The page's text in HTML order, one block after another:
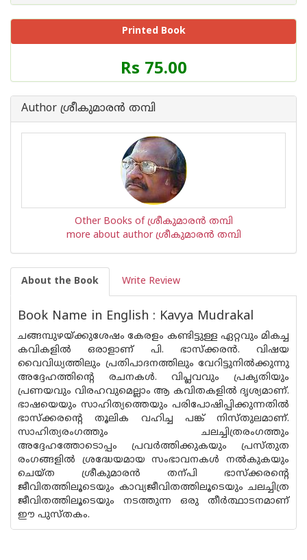
Printed Book
Price
of
Book
Rs 75.00
Author ശ്രീകുമാര‌ന്‍ തമ്പി
Other Books of ശ്രീകുമാര‌ന്‍ തമ്പി
more about author ശ്രീകുമാര‌ന്‍ തമ്പി
About the Book Write Review
Book Name in English : Kavya Mudrakal
ചങ്ങമ്പുഴയ്ക്കുശേഷം കേരളം കണ്ടിട്ടുള്ള ഏറ്റവും മികച്ച
കവികളില്‍ ഒരാളാണ് പി. ഭാസ്ക്കര‌ന്‍. വിഷയ
വൈവിധ്യത്തിലും പ്രതിപാദനത്തിലും വേറിട്ടുനില്‍ക്കുന്നു
അദ്ദേഹത്തിന്റെ രചനകള്‍. വിപ്ലവവും പ്രകൃതിയും
പ്രണയവും വിരഹവുമെല്ലാം ആ കവിതകളില്‍ ദൃശ്യമാണ്.
ഭാഷയെയും സാഹിത്യത്തെയും പരിപോഷിപ്പിക്കുന്നതില്‍
ഭാസ്ക്കരന്റെ തൂലിക വഹിച്ച പങ്ക് നിസ്തുലമാണ്.
സാഹിത്യരംഗത്തും ചലച്ചിത്രരംഗത്തും
അദ്ദേഹത്തോടൊപ്പം പ്രവര്‍ത്തിക്കുകയും പ്രസ്തുത
രംഗങ്ങളില്‍ ശ്രദ്ധേയമായ സംഭാവനകള്‍ നല്‍കുകയും
ചെയ്ത ശ്രീകുമാര‌ന്‍ തന്പി ഭാസ്ക്കരന്റെ
ജീവിതത്തിലൂടെയും കാവ്യജീവിതത്തിലൂടെയും ചലച്ചിത്ര
ജീവിതത്തിലൂടെയും നടത്തുന്ന ഒരു തീര്‍ത്ഥാടനമാണ്
ഈ പുസ്തകം.